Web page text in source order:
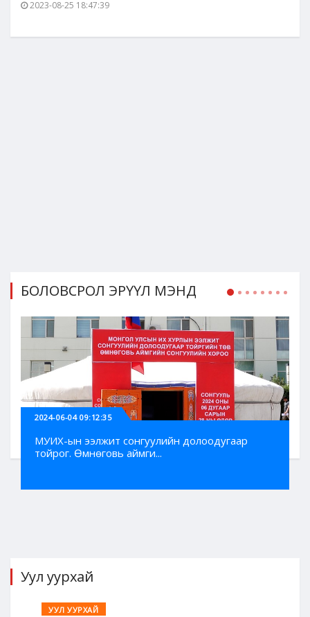
2023-08-25 18:47:39
БОЛОВСРОЛ ЭРҮҮЛ МЭНД
2024-06-04 09:12:35
МУИХ-ын ээлжит сонгуулийн долоодугаар
тойрог. Өмнөговь аймги...
Уул уурхай
УУЛ УУРХАЙ